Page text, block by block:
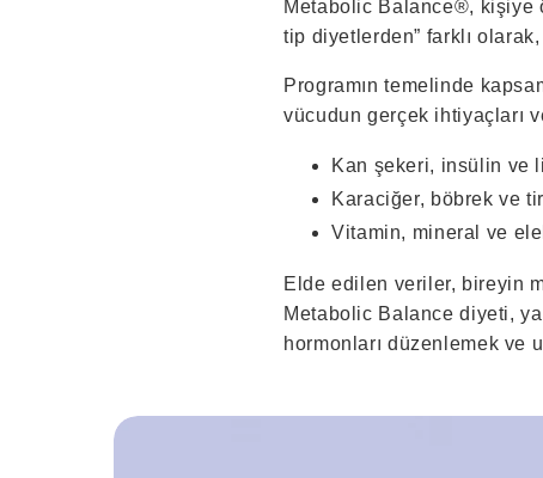
Metabolic Balance®, kişiye
tip diyetlerden” farklı
Programın temelinde
vücudun gerçek ihtiyaçları
Kan şekeri, insülin ve
Karaciğer, böbrek ve
Vitamin, mineral ve
Elde edilen veriler, bireyin
Metabolic Balance diyeti,
hormonları düzenlemek ve